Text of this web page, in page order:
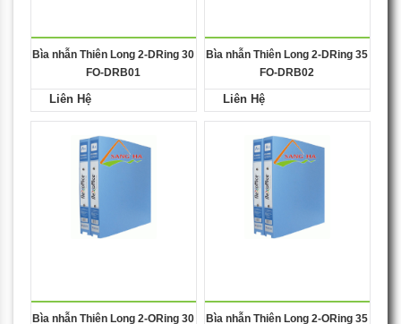
Bìa nhẫn Thiên Long 2-DRing 30
FO-DRB01
Liên Hệ
Bìa nhẫn Thiên Long 2-DRing 35
FO-DRB02
Liên Hệ
Bìa nhẫn Thiên Long 2-ORing 30
Bìa nhẫn Thiên Long 2-ORing 35